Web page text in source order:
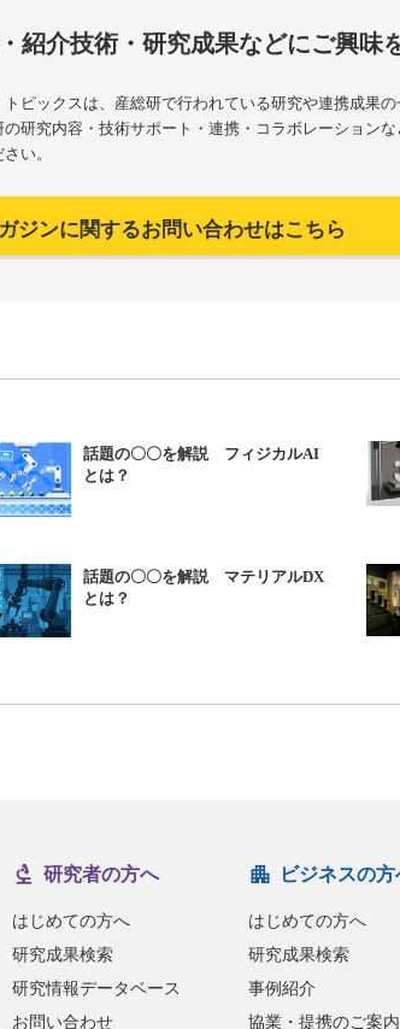
紹介技術・研究成果などにご興味
ピックスは、産総研で行われている研究や連携成果
研究内容・技術サポート・連携・コラボレーション
い。
ジンに関するお問い合わせはこちら
話題の〇〇を解説 フィジカルAI
とは？
話題の〇〇を解説 マテリアルDX
とは？
研究者の方へ
はじめての方へ
研究成果検索
研究情報データベース
お問い合わせ
ビジネスの方
はじめての方へ
研究成果検索
事例紹介
協業・提携のご案内